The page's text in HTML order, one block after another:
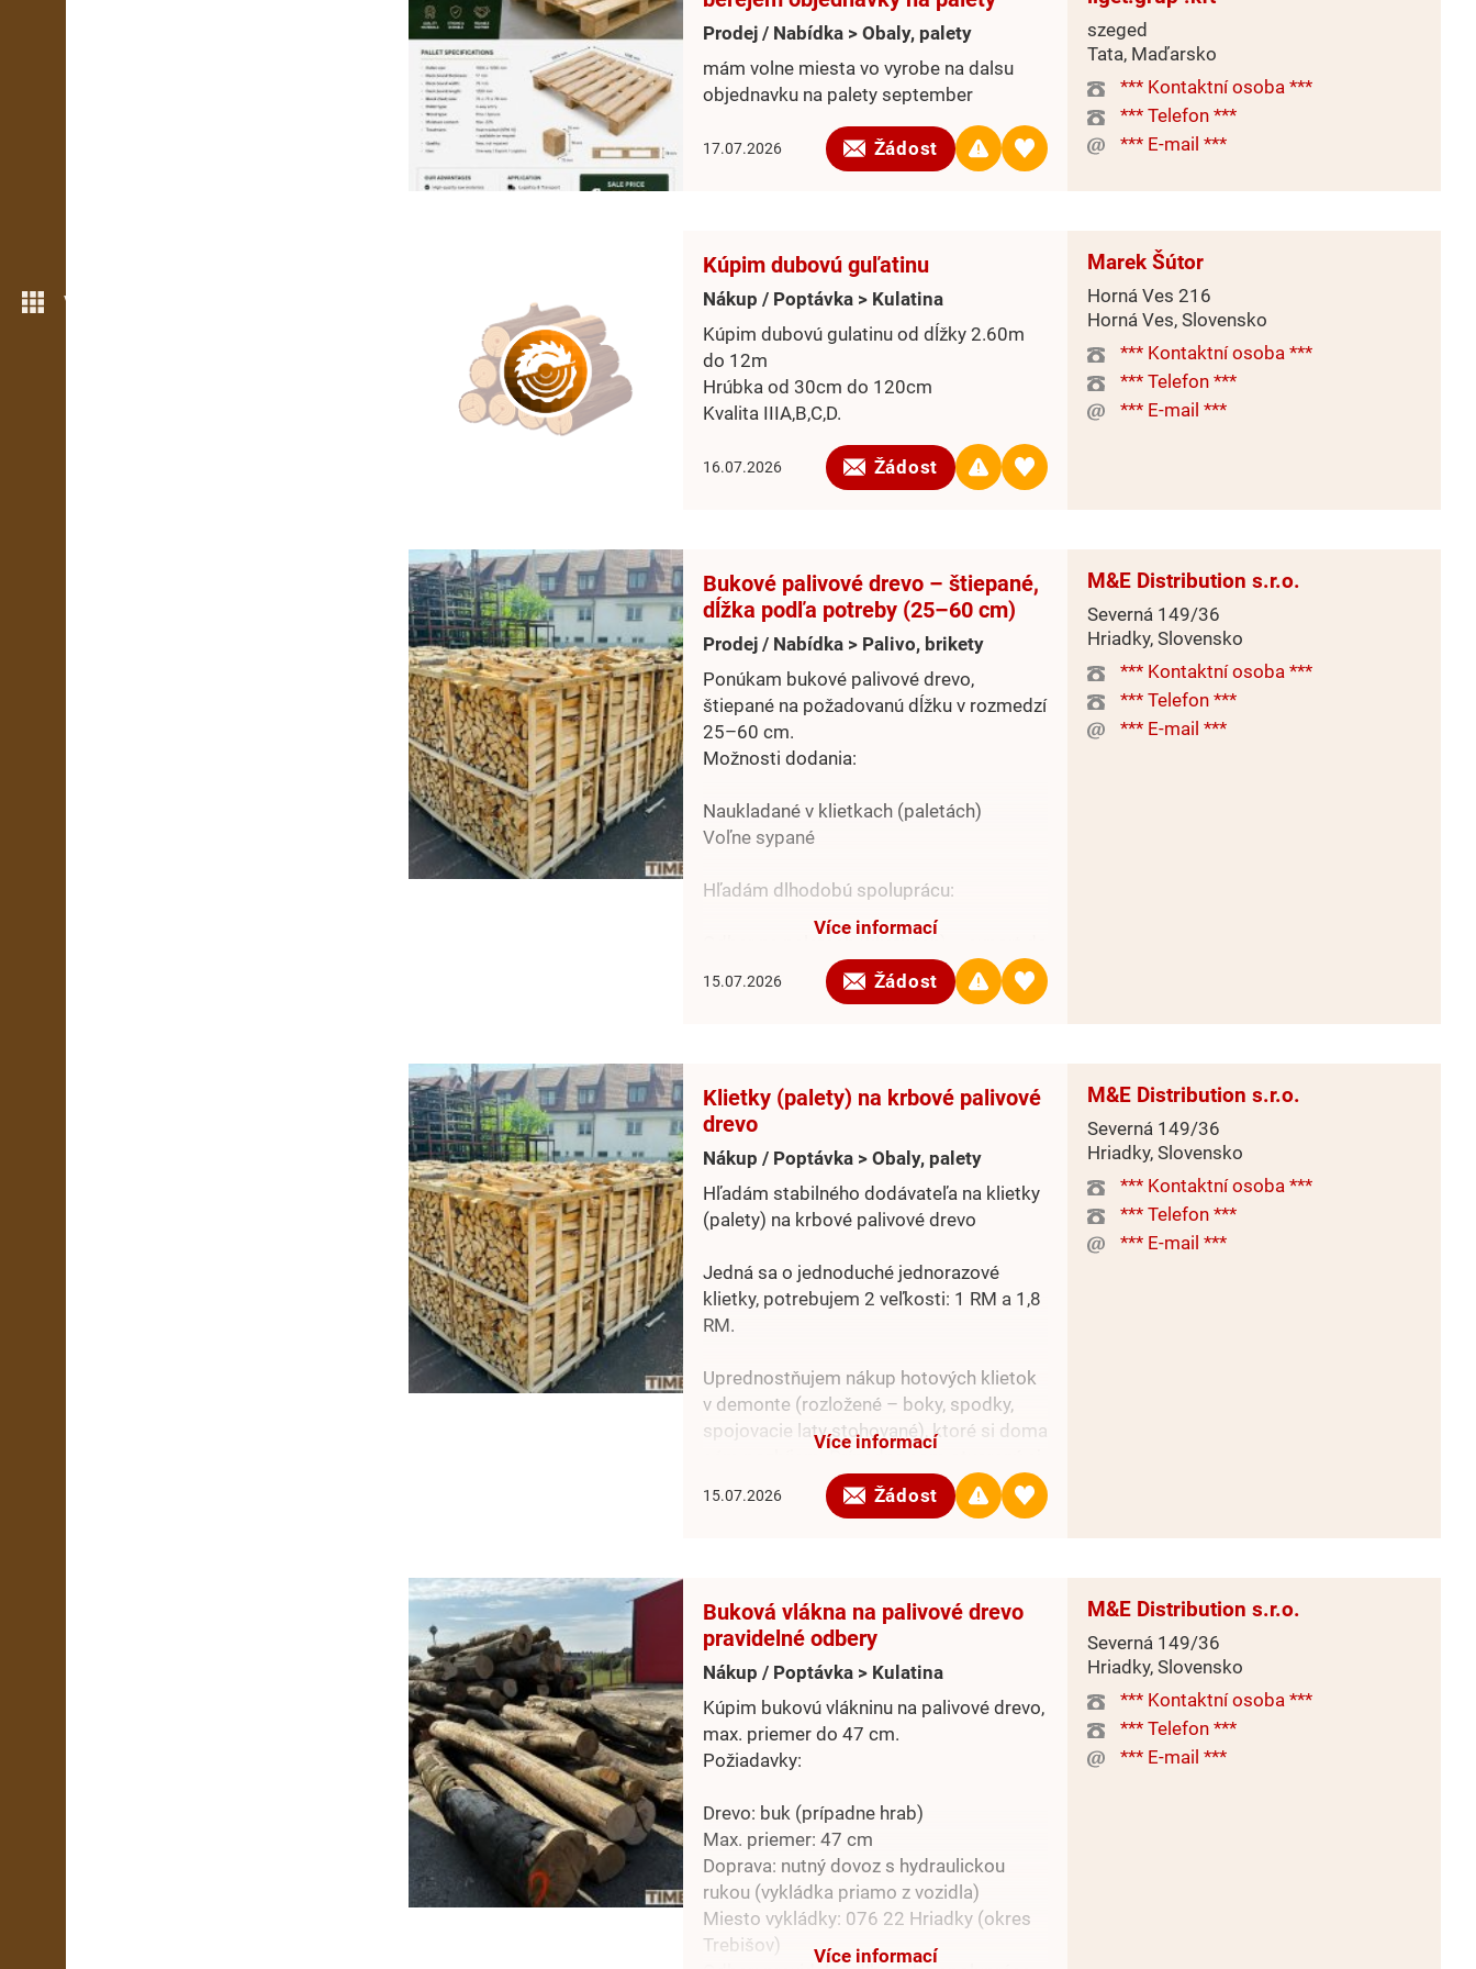
Více možností
Prodej / Nabídka > Obaly, palety
mám volne miesta vo vyrobe na dalsu
objednavku na palety september
17.07.2026 Žádost
szeged
Tata, Maďarsko
*** Kontaktní osoba ***
*** Telefon ***
*** E-mail ***
Kúpim dubovú guľatinu
Nákup / Poptávka > Kulatina
Kúpim dubovú gulatinu od dĺžky 2.60m
do 12m
Hrúbka od 30cm do 120cm
Kvalita IIIA,B,C,D.
16.07.2026 Žádost
Marek Šútor
Horná Ves 216
Horná Ves, Slovensko
*** Kontaktní osoba ***
*** Telefon ***
*** E-mail ***
Bukové palivové drevo – štiepané,
dĺžka podľa potreby (25–60 cm)
Prodej / Nabídka > Palivo, brikety
Ponúkam bukové palivové drevo,
štiepané na požadovanú dĺžku v rozmedzí
25–60 cm.
Možnosti dodania:
Naukladané v klietkach (paletách)
Voľne sypané
Hľadám dlhodobú spoluprácu:
Rakúska, Nemecka, Česka, Slovenska
Odber voľne sypaného dreva – východné
Více informací
15.07.2026 Žádost
M&E Distribution s.r.o.
Severná 149/36
Hriadky, Slovensko
*** Kontaktní osoba ***
*** Telefon ***
*** E-mail ***
Klietky (palety) na krbové palivové
drevo
Nákup / Poptávka > Obaly, palety
Hľadám stabilného dodávateľa na klietky
(palety) na krbové palivové drevo
Jedná sa o jednoduché jednorazové
klietky, potrebujem 2 veľkosti: 1 RM a 1,8
RM.
Uprednostňujem nákup hotových klietok
v demonte (rozložené – boky, spodky,
spojovacie laty stohované), ktoré si doma
kúpe samotného reziva (III. triedy) na
klietky, ktoré si zbijem sám.
Více informací
15.07.2026 Žádost
M&E Distribution s.r.o.
Severná 149/36
Hriadky, Slovensko
*** Kontaktní osoba ***
*** Telefon ***
*** E-mail ***
Buková vlákna na palivové drevo
pravidelné odbery
Nákup / Poptávka > Kulatina
Kúpim bukovú vlákninu na palivové drevo,
max. priemer do 47 cm.
Požiadavky:
Drevo: buk (prípadne hrab)
Max. priemer: 47 cm
Doprava: nutný dovoz s hydraulickou
rukou (vykládka priamo z vozidla)
Miesto vykládky: 076 22 Hriadky (okres
Trebišov)
Více informací
M&E Distribution s.r.o.
Severná 149/36
Hriadky, Slovensko
*** Kontaktní osoba ***
*** Telefon ***
*** E-mail ***